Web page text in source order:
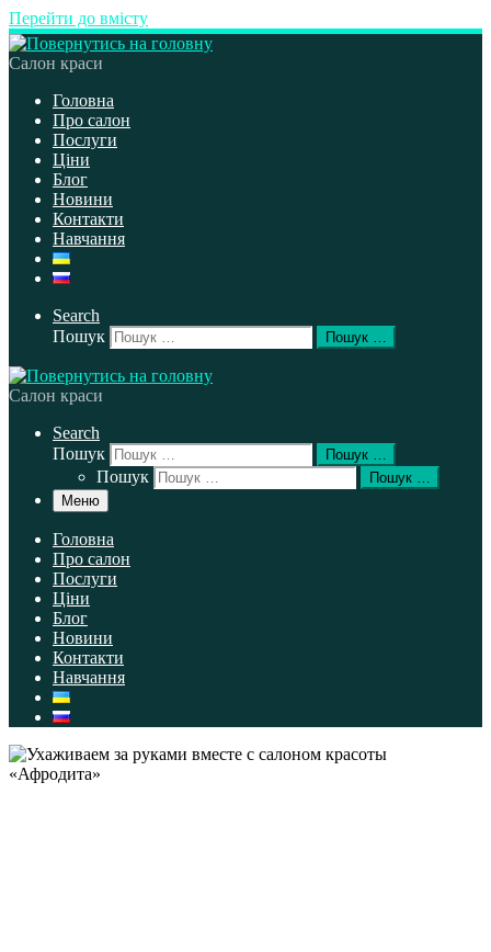
Перейти до вмісту
Салон краси
Головна
Про салон
Послуги
Ціни
Блог
Новини
Контакти
Навчання
Search
Пошук
Пошук …
Салон краси
Search
Пошук
Пошук …
Пошук
Пошук …
Меню
Головна
Про салон
Послуги
Ціни
Блог
Новини
Контакти
Навчання